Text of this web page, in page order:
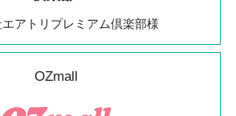
アトリプレミアム倶楽部様
OZmall